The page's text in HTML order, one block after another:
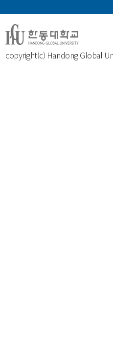
copyright(c) Handong Global